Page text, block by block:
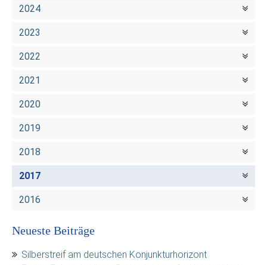
2024
2023
2022
2021
2020
2019
2018
2017
2016
Neueste Beiträge
Silberstreif am deutschen Konjunkturhorizont